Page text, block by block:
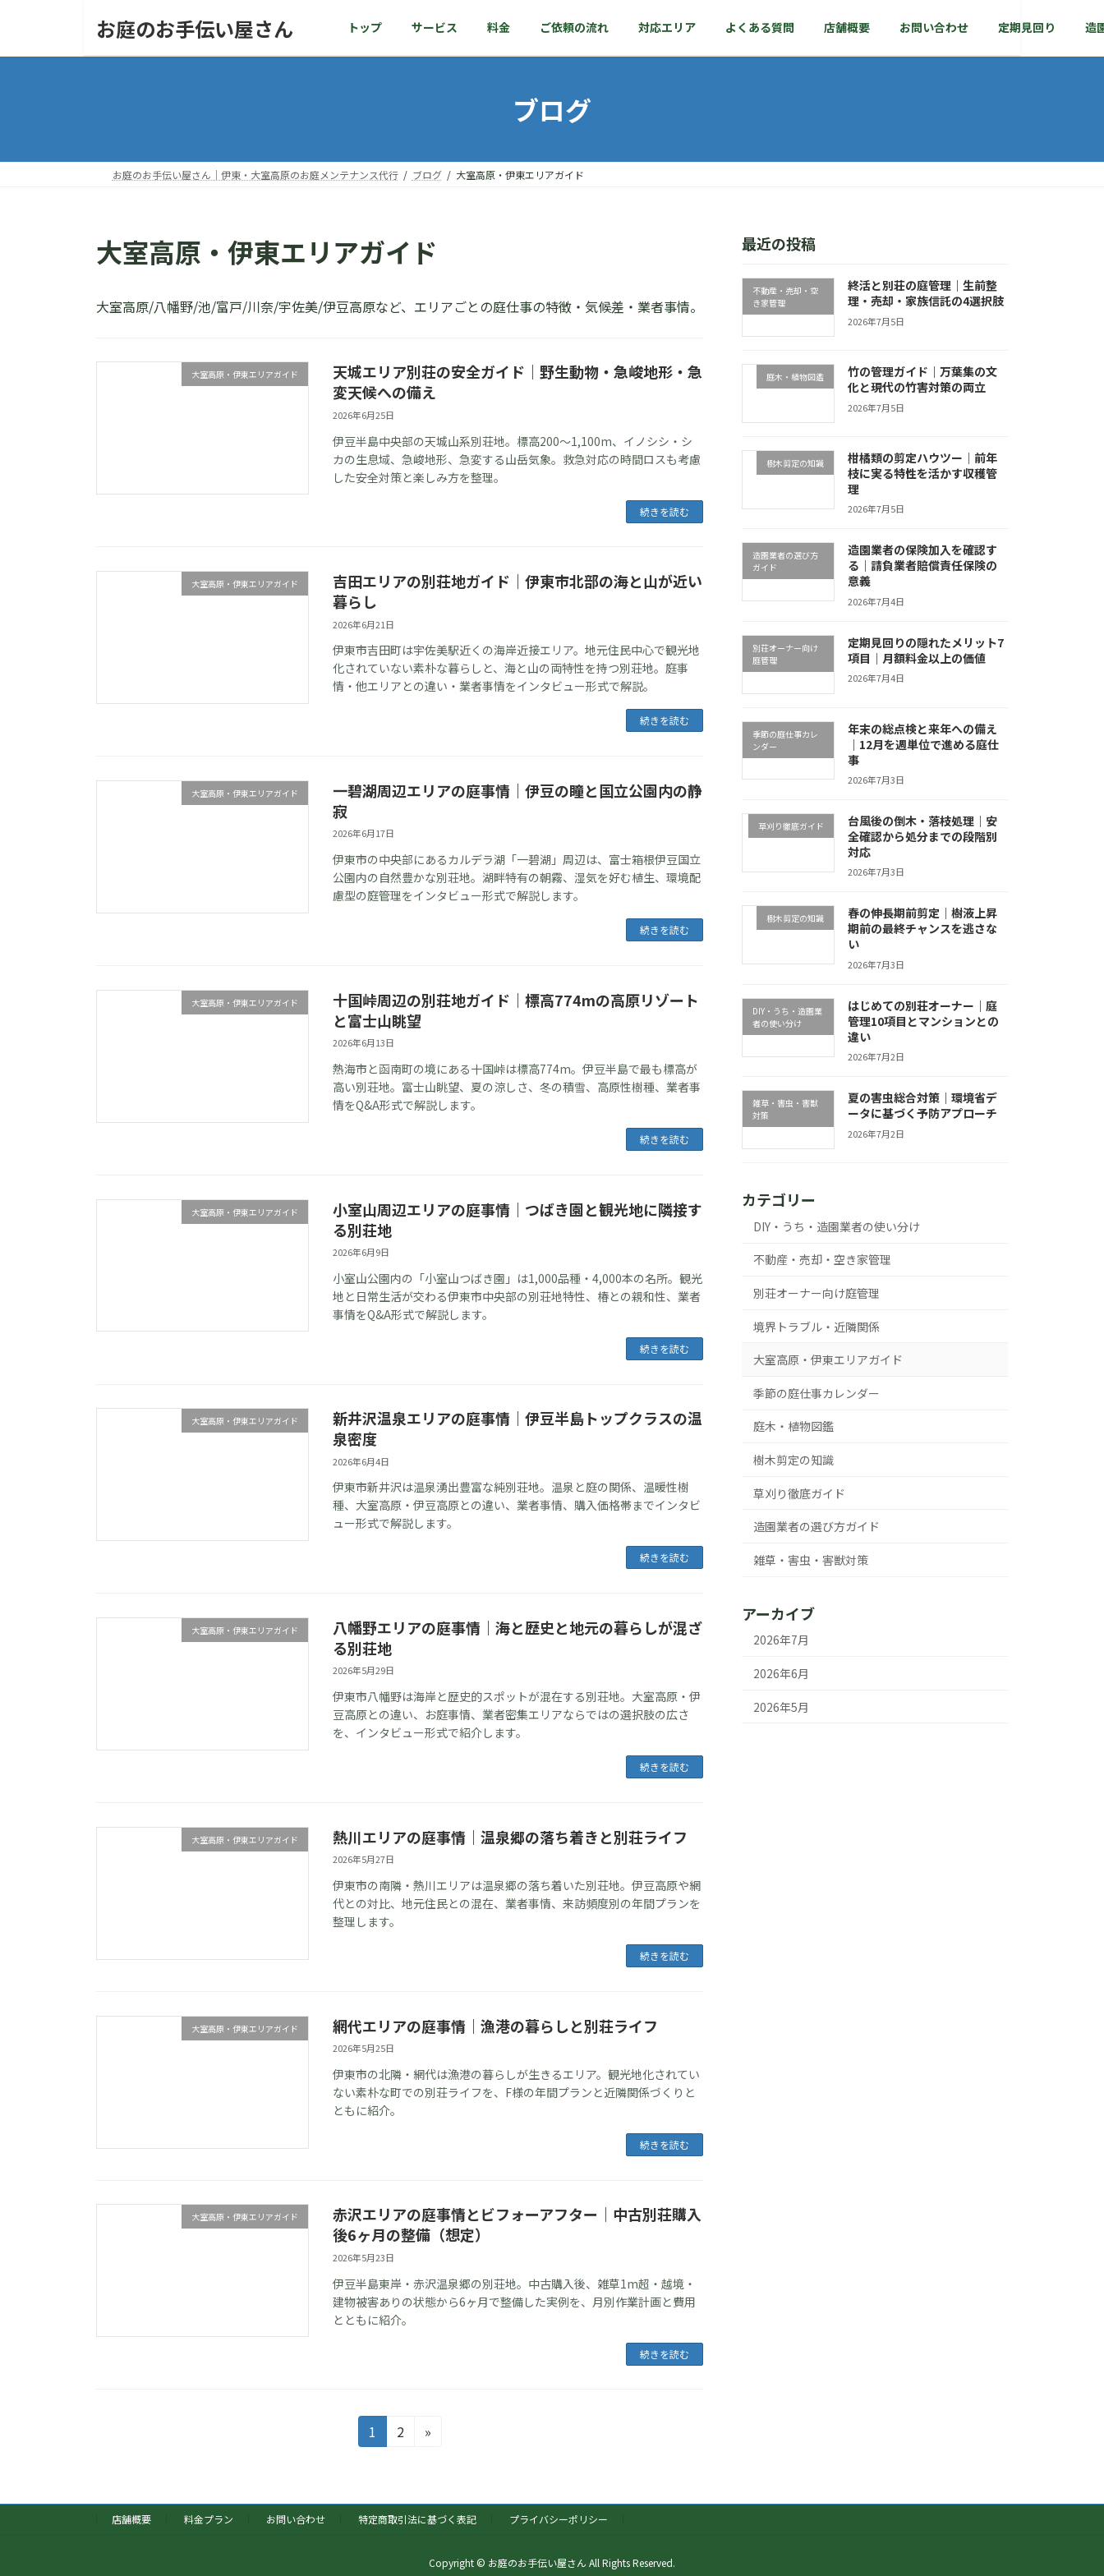
ッ
移
お庭のお手伝い屋さん トップ サービス 料金 ご依頼の流れ 対応エリア よくある質問 店舗概要 お問い合わせ 定期見回り 造
ブログ
お庭のお手伝い屋さん｜伊東・大室高原のお庭メンテナンス代行 ブログ 大室高原・伊東エリアガイド
大室高原・伊東エリアガイド
大室高原/八幡野/池/富戸/川奈/宇佐美/伊豆高原など、エリアごとの庭仕事の特徴・気候差・業者事情。
大室高原・伊東エリアガイド
天城エリア別荘の安全ガイド｜野生動物・急峻地形・急
変天候への備え
2026年6月25日
伊豆半島中央部の天城山系別荘地。標高200〜1,100m、イノシシ・シ
カの生息域、急峻地形、急変する山岳気象。救急対応の時間ロスも考慮
した安全対策と楽しみ方を整理。
続きを読む
大室高原・伊東エリアガイド
吉田エリアの別荘地ガイド｜伊東市北部の海と山が近い
暮らし
2026年6月21日
伊東市吉田町は宇佐美駅近くの海岸近接エリア。地元住民中心で観光地
化されていない素朴な暮らしと、海と山の両特性を持つ別荘地。庭事
情・他エリアとの違い・業者事情をインタビュー形式で解説。
続きを読む
大室高原・伊東エリアガイド
一碧湖周辺エリアの庭事情｜伊豆の瞳と国立公園内の静
寂
2026年6月17日
伊東市の中央部にあるカルデラ湖「一碧湖」周辺は、富士箱根伊豆国立
公園内の自然豊かな別荘地。湖畔特有の朝霧、湿気を好む植生、環境配
慮型の庭管理をインタビュー形式で解説します。
続きを読む
大室高原・伊東エリアガイド
十国峠周辺の別荘地ガイド｜標高774mの高原リゾート
と富士山眺望
2026年6月13日
熱海市と函南町の境にある十国峠は標高774m。伊豆半島で最も標高が
高い別荘地。富士山眺望、夏の涼しさ、冬の積雪、高原性樹種、業者事
情をQ&A形式で解説します。
続きを読む
大室高原・伊東エリアガイド
小室山周辺エリアの庭事情｜つばき園と観光地に隣接す
る別荘地
2026年6月9日
小室山公園内の「小室山つばき園」は1,000品種・4,000本の名所。観光
地と日常生活が交わる伊東市中央部の別荘地特性、椿との親和性、業者
事情をQ&A形式で解説します。
続きを読む
大室高原・伊東エリアガイド
新井沢温泉エリアの庭事情｜伊豆半島トップクラスの温
泉密度
2026年6月4日
伊東市新井沢は温泉湧出豊富な純別荘地。温泉と庭の関係、温暖性樹
種、大室高原・伊豆高原との違い、業者事情、購入価格帯までインタビ
ュー形式で解説します。
続きを読む
大室高原・伊東エリアガイド
八幡野エリアの庭事情｜海と歴史と地元の暮らしが混ざ
る別荘地
2026年5月29日
伊東市八幡野は海岸と歴史的スポットが混在する別荘地。大室高原・伊
豆高原との違い、お庭事情、業者密集エリアならではの選択肢の広さ
を、インタビュー形式で紹介します。
続きを読む
大室高原・伊東エリアガイド 熱川エリアの庭事情｜温泉郷の落ち着きと別荘ライフ
2026年5月27日
伊東市の南隣・熱川エリアは温泉郷の落ち着いた別荘地。伊豆高原や網
代との対比、地元住民との混在、業者事情、来訪頻度別の年間プランを
整理します。
続きを読む
大室高原・伊東エリアガイド 網代エリアの庭事情｜漁港の暮らしと別荘ライフ
2026年5月25日
伊東市の北隣・網代は漁港の暮らしが生きるエリア。観光地化されてい
ない素朴な町での別荘ライフを、F様の年間プランと近隣関係づくりと
ともに紹介。
続きを読む
大室高原・伊東エリアガイド
赤沢エリアの庭事情とビフォーアフター｜中古別荘購入
後6ヶ月の整備（想定）
2026年5月23日
伊豆半島東岸・赤沢温泉郷の別荘地。中古購入後、雑草1m超・越境・
建物被害ありの状態から6ヶ月で整備した実例を、月別作業計画と費用
とともに紹介。
続きを読む
の
ペ
固
定
ジ
1
固
ジ
2 »
最近の投稿
不動産・売却・空
き家管理
終活と別荘の庭管理｜生前整
理・売却・家族信託の4選択肢
2026年7月5日
庭木・植物図鑑
竹の管理ガイド｜万葉集の文
化と現代の竹害対策の両立
2026年7月5日
樹木剪定の知識
柑橘類の剪定ハウツー｜前年
枝に実る特性を活かす収穫管
理
2026年7月5日
造園業者の選び方
ガイド
造園業者の保険加入を確認す
る｜請負業者賠償責任保険の
意義
2026年7月4日
別荘オーナー向け
庭管理
定期見回りの隠れたメリット7
項目｜月額料金以上の価値
2026年7月4日
季節の庭仕事カレ
ンダー
年末の総点検と来年への備え
｜12月を週単位で進める庭仕
事
2026年7月3日
草刈り徹底ガイド
台風後の倒木・落枝処理｜安
全確認から処分までの段階別
対応
2026年7月3日
樹木剪定の知識
春の伸長期前剪定｜樹液上昇
期前の最終チャンスを逃さな
い
2026年7月3日
DIY・うち・造園業
者の使い分け
はじめての別荘オーナー｜庭
管理10項目とマンションとの
違い
2026年7月2日
雑草・害虫・害獣
対策
夏の害虫総合対策｜環境省デ
ータに基づく予防アプローチ
2026年7月2日
カテゴリー
DIY・うち・造園業者の使い分け
不動産・売却・空き家管理
別荘オーナー向け庭管理
境界トラブル・近隣関係
大室高原・伊東エリアガイド
季節の庭仕事カレンダー
庭木・植物図鑑
樹木剪定の知識
草刈り徹底ガイド
造園業者の選び方ガイド
雑草・害虫・害獣対策
アーカイブ
2026年7月
2026年6月
2026年5月
店舗概要 料金プラン お問い合わせ 特定商取引法に基づく表記 プライバシーポリシー
Copyright © お庭のお手伝い屋さん All Rights Reserved.